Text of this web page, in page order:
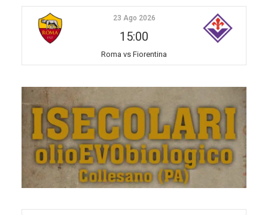
23 Ago 2026
15:00
Roma vs Fiorentina